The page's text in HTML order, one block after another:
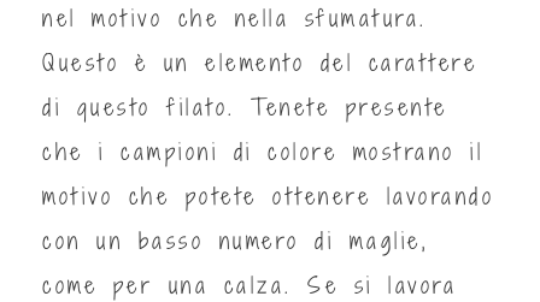
nel motivo che nella sfumatura.
Questo è un elemento del carattere
di questo filato. Tenete presente
che i campioni di colore mostrano il
motivo che potete ottenere lavorando
con un basso numero di maglie,
come per una calza. Se si lavora